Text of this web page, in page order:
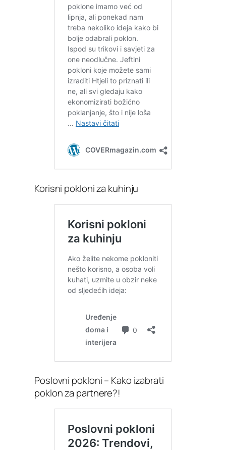
Korisni pokloni za kuhinju
Poslovni pokloni – Kako izabrati
poklon za partnere?!